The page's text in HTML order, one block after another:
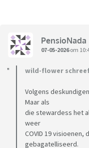
PensioNada
07-05-2026om
wild-flower schreef
Volgens
Maar als
die stewardess het
weer
COVID 19
gebagatelliseerd.